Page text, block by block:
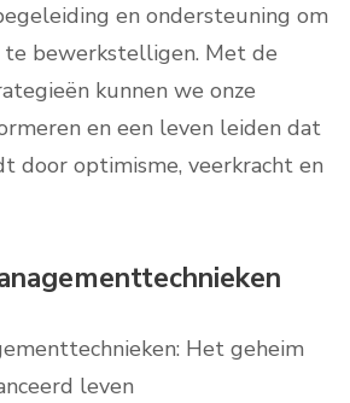
en ondersteuning om
te bewerkstelligen. Met de
kunnen we onze
en een leven leiden dat
door optimisme, veerkracht en
Het geheim
leven